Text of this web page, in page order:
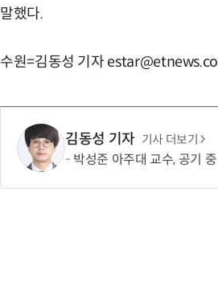
말했다.
수원=김동성 기자
김동성 기자 기사 더보기
박성준 아주대 교수, 공기